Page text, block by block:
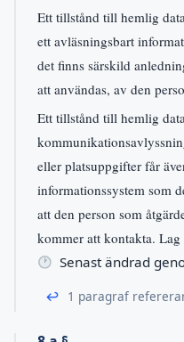
Ett tillstånd till hemlig
ett avläsningsbart
det finns särskild
att användas, av den
Ett tillstånd till hemlig
eller platsuppgifter får
informationssystem som
att den person som
kommer att kontakta.
Senast ändrad
↩ 1 paragraf